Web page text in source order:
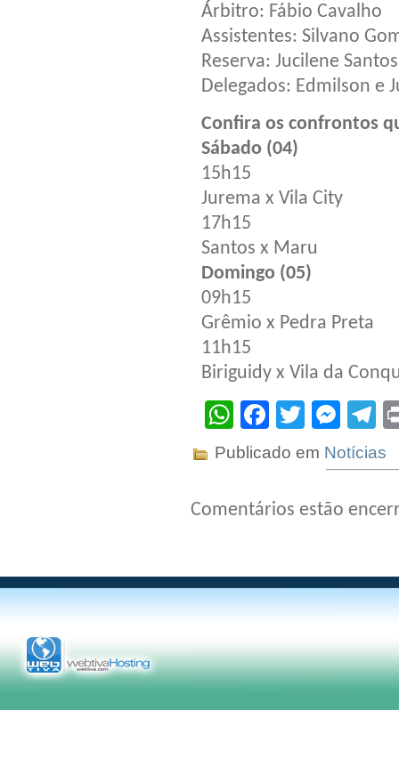
Árbitro: Fábio Cavalho
Assistentes: Silvano
Reserva: Jucilene Santos
Delegados: Edmilson e
Confira os confrontos
Sábado (04)
15h15
Jurema x Vila City
17h15
Santos x Maru
Domingo (05)
09h15
Grêmio x Pedra Preta
11h15
Biriguidy x Vila da
WhatsApp
Facebook
Twitter
Publicado em Notícias
Comentários estão